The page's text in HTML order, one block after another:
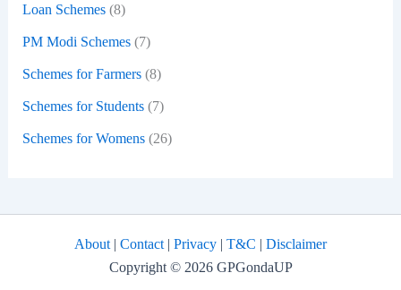
Loan Schemes(8)
PM Modi Schemes(7)
Schemes for Farmers(8)
Schemes for Students(7)
Schemes for Womens(26)
About | Contact | Privacy | T&C | Disclaimer
Copyright © 2026 GPGondaUP